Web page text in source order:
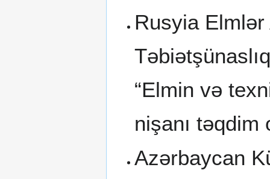
Rusyia Elmlər
“Elmin və
nişanı təqdim
Azərbaycan